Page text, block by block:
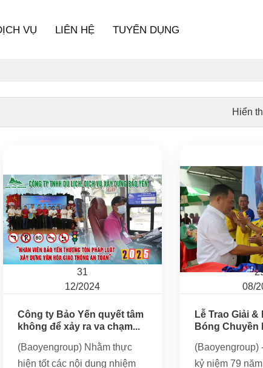
VỤ LIÊN HỆ TUYỂN DỤNG
Hiển
31
12/2024
Công ty Bảo Yến quyết tâm
không để xảy ra va chạm...
(Baoyengroup) Nhằm thực
hiện tốt các nội dung nhiệm
08/
Lễ Trao Giải &
Bóng Chuyền
(Baoyengroup)
kỷ niệm 79